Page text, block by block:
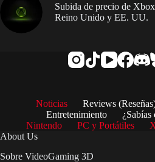
Subida de precio de
Reino Unido y EE. UU.
Noticias Reviews
Entretenimiento
¿Sabías
Nintendo
PC y Portátiles
About Us
Sobre VideoGaming 3D